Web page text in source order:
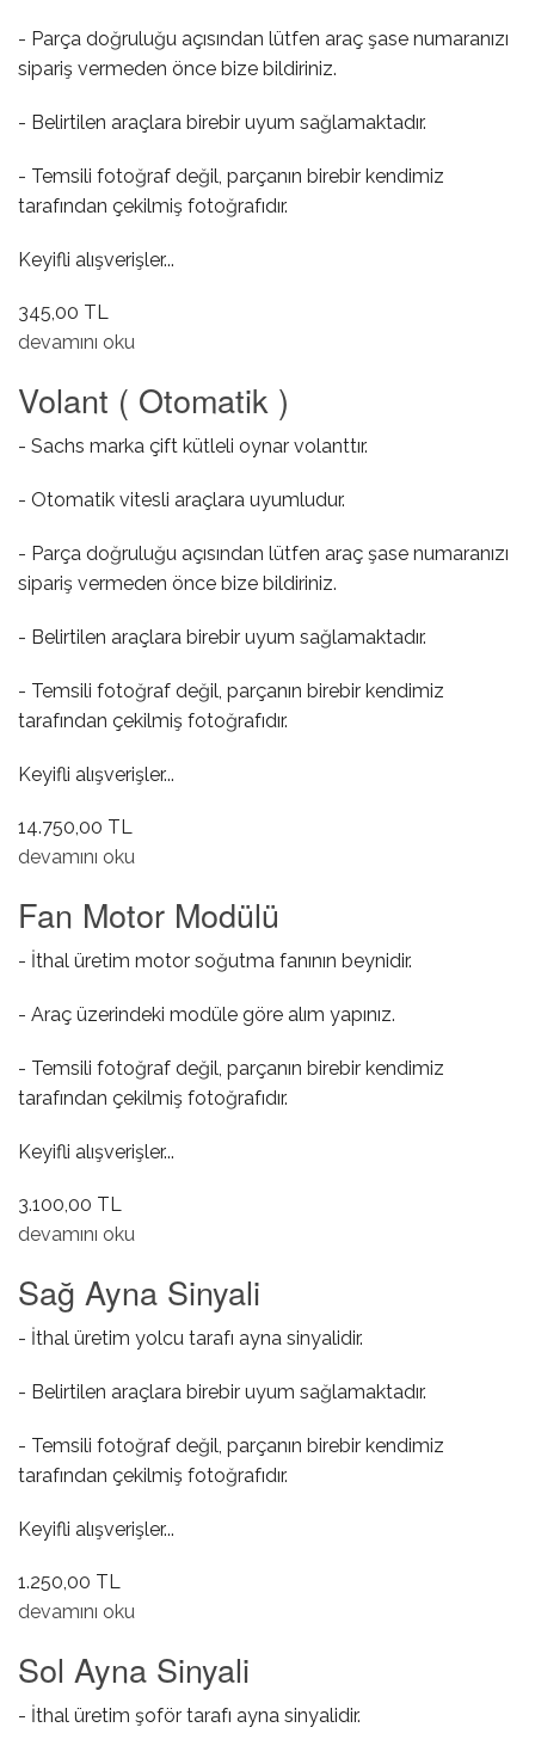
- Parça doğruluğu açısından lütfen araç şase numaranızı
sipariş vermeden önce bize bildiriniz.
- Belirtilen araçlara birebir uyum sağlamaktadır.
- Temsili fotoğraf değil, parçanın birebir kendimiz
tarafından çekilmiş fotoğrafıdır.
Keyifli alışverişler...
345,00 TL
Prizdirek Keçesi hakkında
devamını oku
Volant ( Otomatik )
- Sachs marka çift kütleli oynar volanttır.
- Otomatik vitesli araçlara uyumludur.
- Parça doğruluğu açısından lütfen araç şase numaranızı
sipariş vermeden önce bize bildiriniz.
- Belirtilen araçlara birebir uyum sağlamaktadır.
- Temsili fotoğraf değil, parçanın birebir kendimiz
tarafından çekilmiş fotoğrafıdır.
Keyifli alışverişler...
14.750,00 TL
Volant ( Otomatik ) hakkında
devamını oku
Fan Motor Modülü
- İthal üretim motor soğutma fanının beynidir.
- Araç üzerindeki modüle göre alım yapınız.
- Temsili fotoğraf değil, parçanın birebir kendimiz
tarafından çekilmiş fotoğrafıdır.
Keyifli alışverişler...
3.100,00 TL
Fan Motor Modülü hakkında
devamını oku
Sağ Ayna Sinyali
- İthal üretim yolcu tarafı ayna sinyalidir.
- Belirtilen araçlara birebir uyum sağlamaktadır.
- Temsili fotoğraf değil, parçanın birebir kendimiz
tarafından çekilmiş fotoğrafıdır.
Keyifli alışverişler...
1.250,00 TL
Sağ Ayna Sinyali hakkında
devamını oku
Sol Ayna Sinyali
- İthal üretim şoför tarafı ayna sinyalidir.